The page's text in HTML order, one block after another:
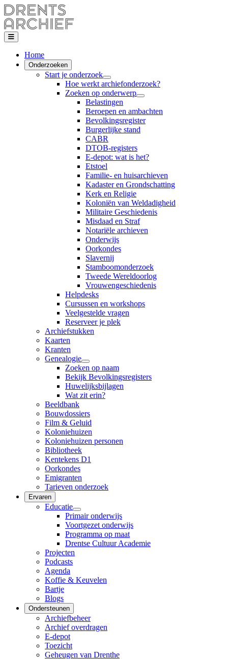
Home
Onderzoeken
Start je onderzoek
Hoe werkt archiefonderzoek?
Zoeken op onderwerp
Belastingen
Beroepen en ambachten
Bevolkingsregister
Burgerlijke stand
CABR
DTOB-registers
E-depot: wat is het?
Etstoel
Familie- en huisarchieven
Kadaster en Grondschatting
Kerk en Religie
Koloniën van Weldadigheid
Militaire Geschiedenis
Misdaad en Straf
Notariële archieven
Onderwijs
Oorkondes
Slavernij
Stamboomonderzoek
Tweede Wereldoorlog
Vrouwengeschiedenis
Helpdesks
Cursussen en workshops
Veelgestelde vragen
Reserveer je plek
Archiefstukken
Kaarten
Kranten
Genealogie
Zoeken op naam
Bekijk Bevolkingsregisters
Huwelijksbijlagen
Wat zit erin?
Beeldbank
Bouwdossiers
Film & Geluid
Koloniehuizen
Koloniehuizen personen
Bibliotheek
Kentekens D1
Oorkondes
Emigranten
Tarieven onderzoek
Ervaren
Educatie
Primair onderwijs
Voortgezet onderwijs
Programma op maat
Drentse Cultuur Academie
Projecten
Podcasts
Agenda
Koffie & Keuvelen
Bartje
Blogs
Ondersteunen
Archiefbeheer
Archief overdragen
E-depot
Toezicht
Geheugen van Drenthe